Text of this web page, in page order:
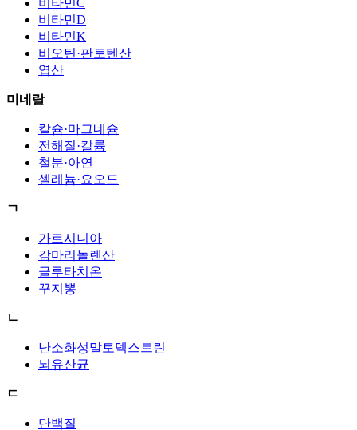
비타민D
비타민K
비오틴·판토텐산
엽산
미네랄
칼슘·마그네슘
전해질·칼륨
철분·아연
셀레늄·요오드
ㄱ
가르시니아
감마리놀렌산
글루타치온
꾸지뽕
ㄴ
난소화성말토덱스트린
뇌유산균
ㄷ
단백질